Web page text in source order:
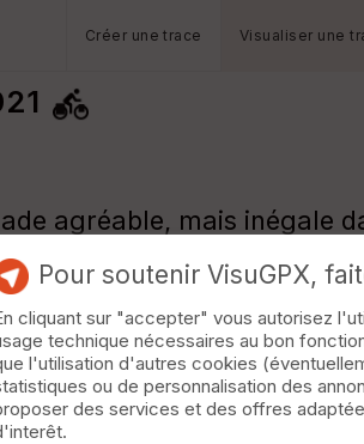
Créer une trace Visualiser une
agréable, mais inégale
les moins
est certes joli, mais le
du lendemain.
tous les campings de
camping nous a déçu.
Pour soutenir VisuGPX,
cliquant sur "accepter" vous autorisez
technique nécessaires au bon
l'utilisation d'autres cookies
ou de personnalisation des
des services et des offres